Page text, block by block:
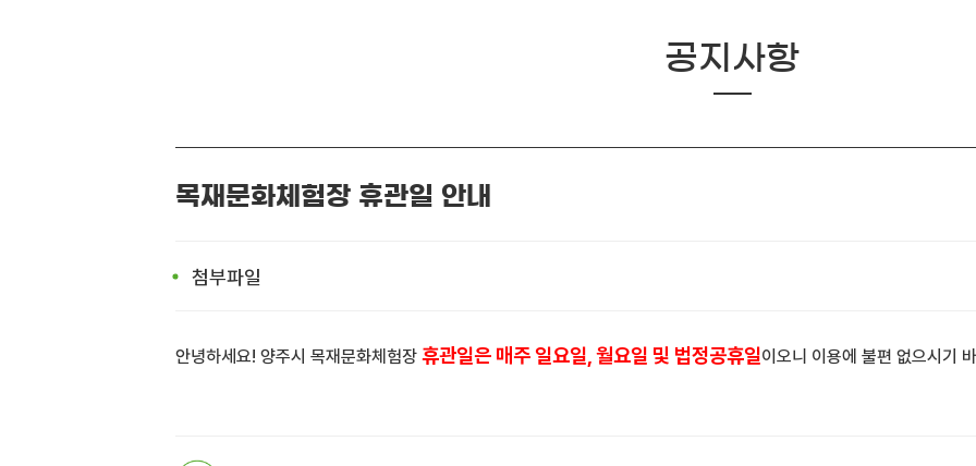
공지사항
목재문화체험장 휴관일 안내
첨부파일
안녕하세요! 양주시 목재문화체험장휴관일은 매주 일요일, 월요일 및 법정공휴일이오니 이용에 불편 없으시기